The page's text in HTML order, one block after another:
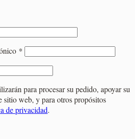
* Obligatorio
para procesar su pedido, apoyar su
sitio web, y para otros propósitos
de privacidad.